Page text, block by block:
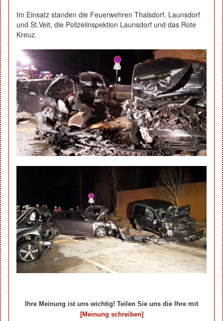
Im Einsatz standen die Feuerwehren Thalsdorf, Launsdorf
und St.Veit, die Polizeiinspektion Launsdorf und das Rote
Kreuz.
Ihre Meinung ist uns wichtig! Teilen Sie uns die Ihre mit
[Meinung schreiben]